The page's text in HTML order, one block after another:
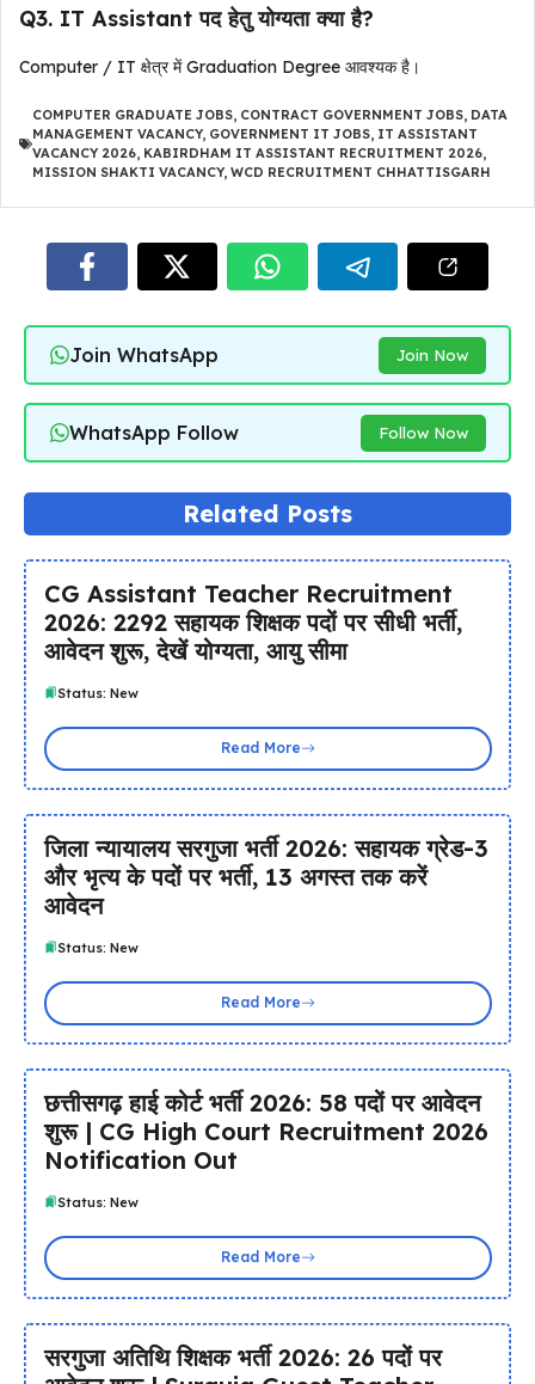
Q3. IT Assistant पद हेतु योग्यता क्या है?
Computer / IT क्षेत्र में Graduation Degree आवश्यक है।
COMPUTER GRADUATE JOBS, CONTRACT GOVERNMENT JOBS, DATA
MANAGEMENT VACANCY, GOVERNMENT IT JOBS, IT ASSISTANT
VACANCY 2026, KABIRDHAM IT ASSISTANT RECRUITMENT 2026,
MISSION SHAKTI VACANCY, WCD RECRUITMENT CHHATTISGARH
Join WhatsApp Join Now
WhatsApp Follow Follow Now
Related Posts
CG Assistant Teacher Recruitment
2026: 2292 सहायक शिक्षक पदों पर सीधी भर्ती,
आवेदन शुरू, देखें योग्यता, आयु सीमा
Status: New
Read More
जिला न्यायालय सरगुजा भर्ती 2026: सहायक ग्रेड-3
और भृत्य के पदों पर भर्ती, 13 अगस्त तक करें
आवेदन
Status: New
Read More
छत्तीसगढ़ हाई कोर्ट भर्ती 2026: 58 पदों पर आवेदन
शुरू | CG High Court Recruitment 2026
Notification Out
Status: New
Read More
सरगुजा अतिथि शिक्षक भर्ती 2026: 26 पदों पर